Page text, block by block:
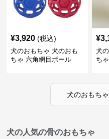
¥3,920 (税込)
犬のおもちゃ 犬のおも
ちゃ 六角網目ボール
¥
犬
ち
犬のおもちゃ
犬の人気の骨のおもちゃ